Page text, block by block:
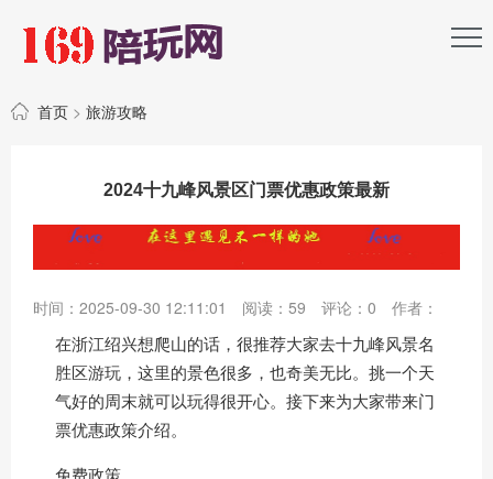
首页 > 旅游攻略
2024十九峰风景区门票优惠政策最新
时间：2025-09-30 12:11:01 阅读： 59 评论： 0 作者：
在浙江绍兴想爬山的话，很推荐大家去十九峰风景名
胜区游玩，这里的景色很多，也奇美无比。挑一个天
气好的周末就可以玩得很开心。接下来为大家带来门
票优惠政策介绍。
免费政策